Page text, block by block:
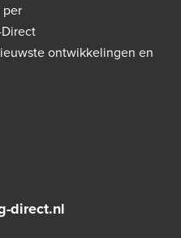
direct.nl
per
ontwikkelingen en